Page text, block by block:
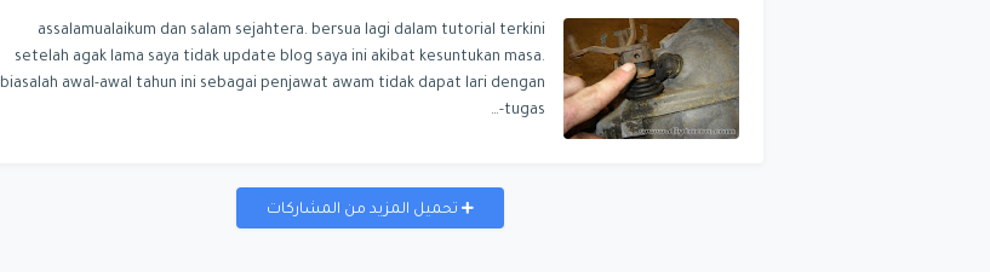
assalamualaikum dan salam sejahtera. bersua lagi dalam tutorial terkini
setelah agak lama saya tidak update blog saya ini akibat kesuntukan masa.
biasalah awal-awal tahun ini sebagai penjawat awam tidak dapat lari dengan
tugas-…
تحميل المزيد من المشاركات